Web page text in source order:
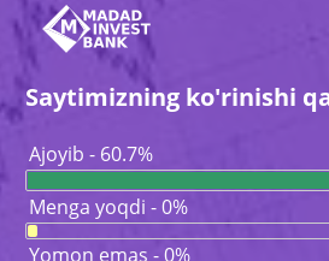
Saytimizning ko'rinishi
Ajoyib - 60.7%
Menga yoqdi - 0%
Yomon emas - 0%